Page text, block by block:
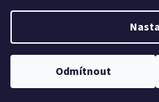
Odmítnout
Copyright 2026Hraj si zas.